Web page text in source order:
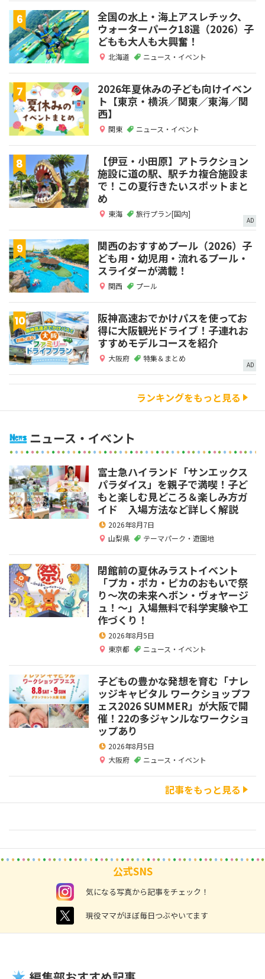
全国の水上・海上アスレチック、
ウォーターパーク18選（2026）子
どもも大人も大興奮！
北海道 ニュース・イベント
2026年夏休みの子ども向けイベン
ト【東京・横浜／関東／東海／関
西】
関東 ニュース・イベント
【伊豆・小田原】アトラクション
施設に道の駅、駅チカ複合施設ま
で！この夏行きたいスポットまと
め
東海 旅行プラン[国内]
AD
関西のおすすめプール（2026）子
ども用・幼児用・流れるプール・
スライダーが満載！
関西 プール
阪神高速おでかけパスを使ってお
得に大阪観光ドライブ！子連れお
すすめモデルコースを紹介
大阪府 特集＆まとめ
AD
ランキングをもっと見る
ニュース・イベント
富士急ハイランド「サンエックス
パラダイス」を親子で満喫！子ど
もと楽しむ見どころ＆楽しみ方ガ
イド 入場方法など詳しく解説
2026年8月7日
山梨県
テーマパーク・遊園地
閉館前の夏休みラストイベント
「プカ・ポカ・ピカのおもいで祭
り～次の未来へボン・ヴォヤージ
ュ！～」入場無料で科学実験や工
作づくり！
2026年8月5日
東京都
ニュース・イベント
子どもの豊かな発想を育む「ナレ
ッジキャピタル ワークショップフ
ェス2026 SUMMER」が大阪で開
催！22の多ジャンルなワークショ
ップあり
2026年8月5日
大阪府
ニュース・イベント
記事をもっと見る
公式SNS
instagram 気になる写真から記事をチェック！
twitter 現役ママがほぼ毎日つぶやいてます